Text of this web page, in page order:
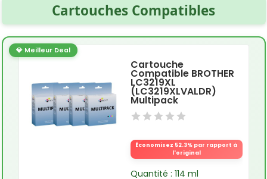
Cartouches Compatibles
💎 Meilleur Deal
Cartouche
Compatible BROTHER
LC3219XL
(LC3219XLVALDR)
Multipack
Économisez 52.3% par rapport à
l'original
Quantité : 114 ml